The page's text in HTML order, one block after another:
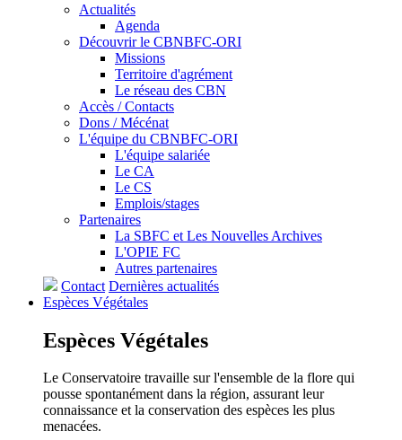
Actualités
Agenda
Découvrir le CBNBFC-ORI
Missions
Territoire d'agrément
Le réseau des CBN
Accès / Contacts
Dons / Mécénat
L'équipe du CBNBFC-ORI
L'équipe salariée
Le CA
Le CS
Emplois/stages
Partenaires
La SBFC et Les Nouvelles Archives
L'OPIE FC
Autres partenaires
Contact Dernières actualités
Espèces Végétales
Espèces Végétales
Le Conservatoire travaille sur l'ensemble de la flore qui
pousse spontanément dans la région, assurant leur
connaissance et la conservation des espèces les plus
menacées.